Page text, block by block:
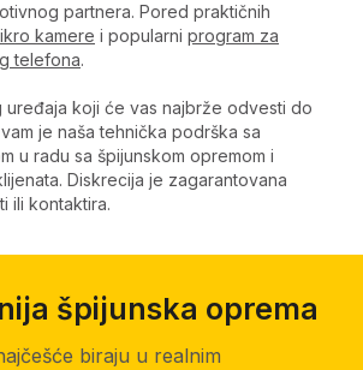
partnera. Pored praktičnih
kamere i popularni program za
telefona.
koji će vas najbrže odvesti do
je naša tehnička podrška sa
u radu sa špijunskom opremom i
Diskrecija je zagarantovana
ili kontaktira.
špijunska oprema
biraju u realnim